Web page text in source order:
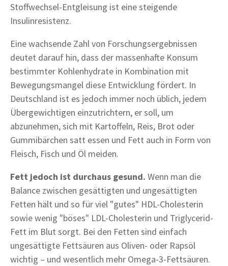
Stoffwechsel-Entgleisung ist eine steigende
Insulinresistenz.
Eine wachsende Zahl von Forschungsergebnissen
deutet darauf hin, dass der massenhafte Konsum
bestimmter Kohlenhydrate in Kombination mit
Bewegungsmangel diese Entwicklung fördert. In
Deutschland ist es jedoch immer noch üblich, jedem
Übergewichtigen einzutrichtern, er soll, um
abzunehmen, sich mit Kartoffeln, Reis, Brot oder
Gummibärchen satt essen und Fett auch in Form von
Fleisch, Fisch und Öl meiden.
Fett jedoch ist durchaus gesund. Wenn man die
Balance zwischen gesättigten und ungesättigten
Fetten hält und so für viel "gutes" HDL-Cholesterin
sowie wenig "böses" LDL-Cholesterin und Triglycerid-
Fett im Blut sorgt. Bei den Fetten sind einfach
ungesättigte Fettsäuren aus Oliven- oder Rapsöl
wichtig – und wesentlich mehr Omega-3-Fettsäuren.